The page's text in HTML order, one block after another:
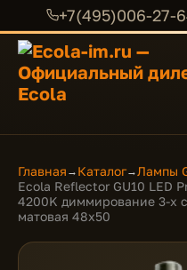
+7(495)006-27-
Главная → Каталог→Лампы
Ecola Reflector GU10 LED
4200K диммирование 3-х
матовая 48x50